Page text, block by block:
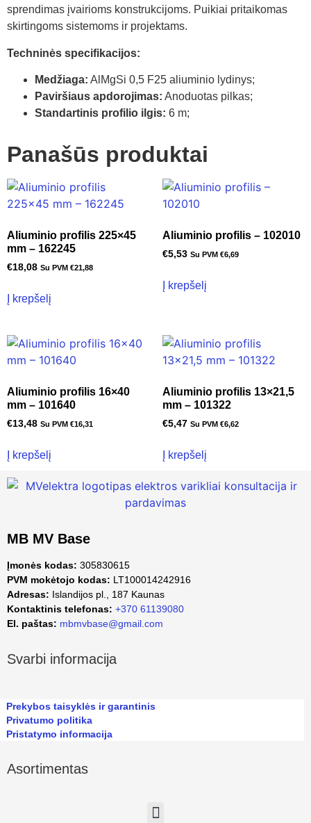
sprendimas įvairioms konstrukcijoms. Puikiai pritaikomas
skirtingoms sistemoms ir projektams.
Techninės specifikacijos:
Medžiaga: AlMgSi 0,5 F25 aliuminio lydinys;
Paviršiaus apdorojimas: Anoduotas pilkas;
Standartinis profilio ilgis: 6 m;
Panašūs produktai
Aliuminio profilis 225×45
mm – 162245
€18,08 Su PVM €21,88
Į krepšelį
Aliuminio profilis – 102010
€5,53 Su PVM €6,69
Į krepšelį
Aliuminio profilis 16×40
mm – 101640
€13,48 Su PVM €16,31
Į krepšelį
Aliuminio profilis 13×21,5
mm – 101322
€5,47 Su PVM €6,62
Į krepšelį
MB MV Base
Įmonės kodas: 305830615
PVM mokėtojo kodas: LT100014242916
Adresas: Islandijos pl., 187 Kaunas
Kontaktinis telefonas: +370 61139080
El. paštas: mbmvbase@gmail.com
Svarbi informacija
Prekybos taisyklės ir garantinis
Privatumo politika
Pristatymo informacija
Asortimentas